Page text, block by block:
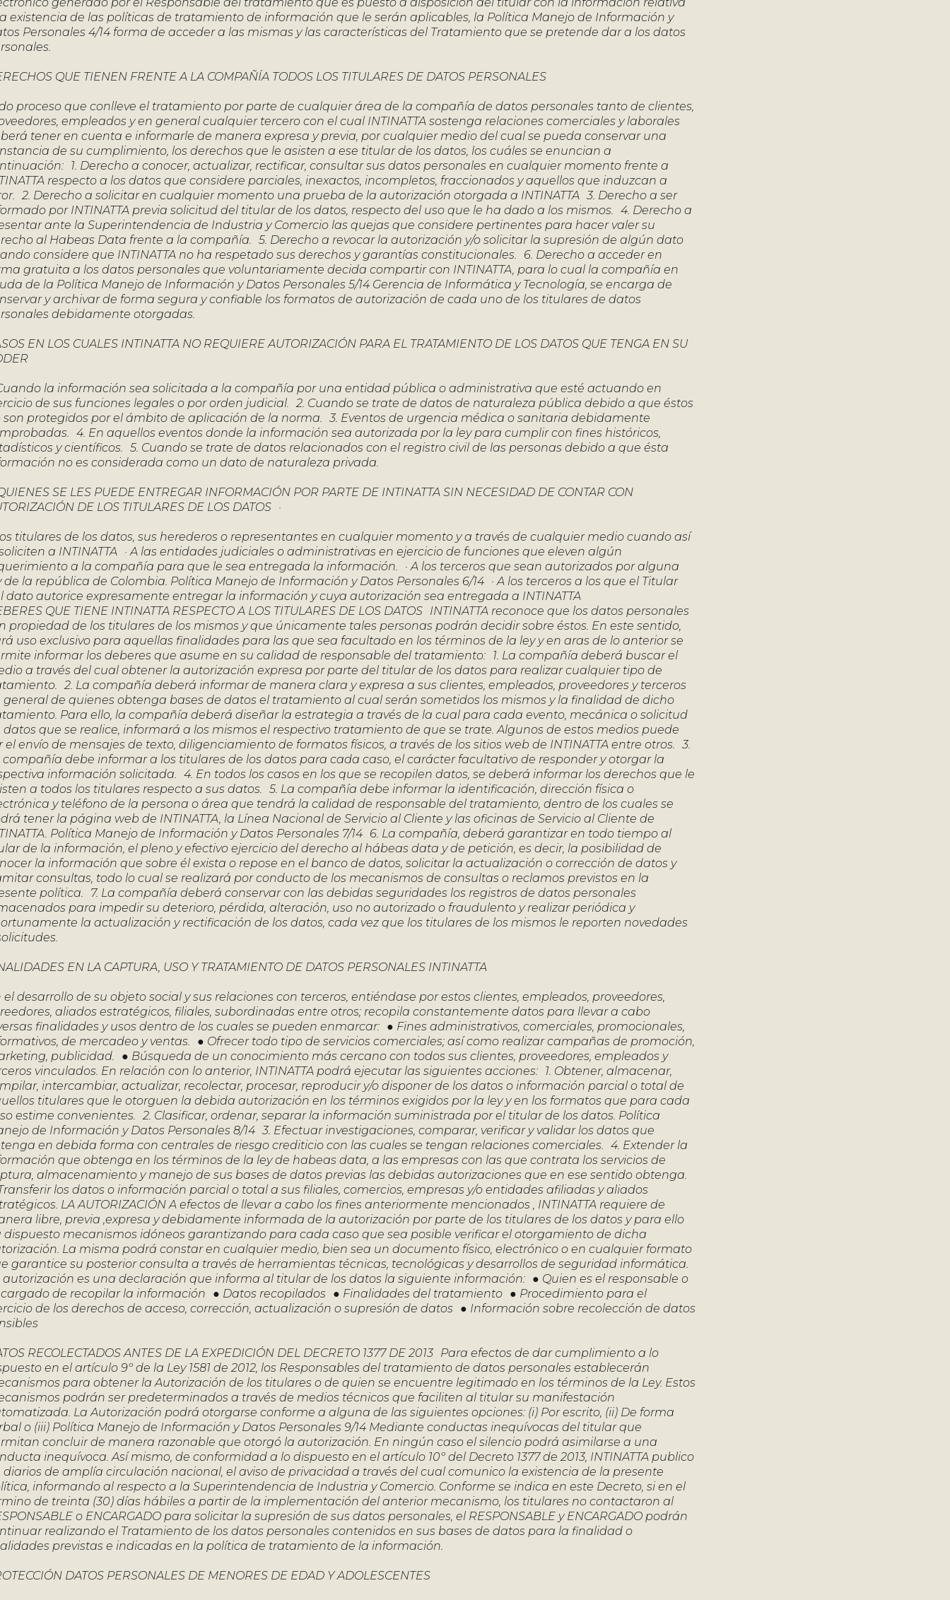
existencia de las políticas de tratamiento de información que le serán aplicables, la Política Manejo de Información y
Personales 4/14 forma de acceder a las mismas y las características del Tratamiento que se pretende dar a los datos
QUE TIENEN FRENTE A LA COMPAÑÍA TODOS LOS TITULARES DE DATOS PERSONALES
proceso que conlleve el tratamiento por parte de cualquier área de la compañía de datos personales tanto de clientes,
empleados y en general cualquier tercero con el cual INTINATTA sostenga relaciones comerciales y laborales
tener en cuenta e informarle de manera expresa y previa, por cualquier medio del cual se pueda conservar una
de su cumplimiento, los derechos que le asisten a ese titular de los datos, los cuáles se enuncian a
1. Derecho a conocer, actualizar, rectificar, consultar sus datos personales en cualquier momento frente a
respecto a los datos que considere parciales, inexactos, incompletos, fraccionados y aquellos que induzcan a
2. Derecho a solicitar en cualquier momento una prueba de la autorización otorgada a INTINATTA 3. Derecho a ser
por INTINATTA previa solicitud del titular de los datos, respecto del uso que le ha dado a los mismos. 4. Derecho a
ante la Superintendencia de Industria y Comercio las quejas que considere pertinentes para hacer valer su
al Habeas Data frente a la compañía. 5. Derecho a revocar la autorización y/o solicitar la supresión de algún dato
considere que INTINATTA no ha respetado sus derechos y garantías constitucionales. 6. Derecho a acceder en
gratuita a los datos personales que voluntariamente decida compartir con INTINATTA, para lo cual la compañía en
de la Política Manejo de Información y Datos Personales 5/14 Gerencia de Informática y Tecnología, se encarga de
y archivar de forma segura y confiable los formatos de autorización de cada uno de los titulares de datos
debidamente otorgadas.
EN LOS CUALES INTINATTA NO REQUIERE AUTORIZACIÓN PARA EL TRATAMIENTO DE LOS DATOS QUE TENGA EN SU
la información sea solicitada a la compañía por una entidad pública o administrativa que esté actuando en
de sus funciones legales o por orden judicial. 2. Cuando se trate de datos de naturaleza pública debido a que éstos
son protegidos por el ámbito de aplicación de la norma. 3. Eventos de urgencia médica o sanitaria debidamente
4. En aquellos eventos donde la información sea autorizada por la ley para cumplir con fines históricos,
y científicos. 5. Cuando se trate de datos relacionados con el registro civil de las personas debido a que ésta
no es considerada como un dato de naturaleza privada.
SE LES PUEDE ENTREGAR INFORMACIÓN POR PARTE DE INTINATTA SIN NECESIDAD DE CONTAR CON
DE LOS TITULARES DE LOS DATOS ·
titulares de los datos, sus herederos o representantes en cualquier momento y a través de cualquier medio cuando así
a INTINATTA · A las entidades judiciales o administrativas en ejercicio de funciones que eleven algún
a la compañía para que le sea entregada la información. · A los terceros que sean autorizados por alguna
de la república de Colombia. Política Manejo de Información y Datos Personales 6/14 · A los terceros a los que el Titular
dato autorice expresamente entregar la información y cuya autorización sea entregada a INTINATTA
QUE TIENE INTINATTA RESPECTO A LOS TITULARES DE LOS DATOS INTINATTA reconoce que los datos personales
propiedad de los titulares de los mismos y que únicamente tales personas podrán decidir sobre éstos. En este sentido,
uso exclusivo para aquellas finalidades para las que sea facultado en los términos de la ley y en aras de lo anterior se
informar los deberes que asume en su calidad de responsable del tratamiento: 1. La compañía deberá buscar el
a través del cual obtener la autorización expresa por parte del titular de los datos para realizar cualquier tipo de
2. La compañía deberá informar de manera clara y expresa a sus clientes, empleados, proveedores y terceros
general de quienes obtenga bases de datos el tratamiento al cual serán sometidos los mismos y la finalidad de dicho
Para ello, la compañía deberá diseñar la estrategia a través de la cual para cada evento, mecánica o solicitud
datos que se realice, informará a los mismos el respectivo tratamiento de que se trate. Algunos de estos medios puede
el envío de mensajes de texto, diligenciamiento de formatos físicos, a través de los sitios web de INTINATTA entre otros. 3.
compañía debe informar a los titulares de los datos para cada caso, el carácter facultativo de responder y otorgar la
información solicitada. 4. En todos los casos en los que se recopilen datos, se deberá informar los derechos que le
a todos los titulares respecto a sus datos. 5. La compañía debe informar la identificación, dirección física o
y teléfono de la persona o área que tendrá la calidad de responsable del tratamiento, dentro de los cuales se
tener la página web de INTINATTA, la Línea Nacional de Servicio al Cliente y las oficinas de Servicio al Cliente de
Política Manejo de Información y Datos Personales 7/14 6. La compañía, deberá garantizar en todo tiempo al
de la información, el pleno y efectivo ejercicio del derecho al hábeas data y de petición, es decir, la posibilidad de
la información que sobre él exista o repose en el banco de datos, solicitar la actualización o corrección de datos y
consultas, todo lo cual se realizará por conducto de los mecanismos de consultas o reclamos previstos en la
política. 7. La compañía deberá conservar con las debidas seguridades los registros de datos personales
para impedir su deterioro, pérdida, alteración, uso no autorizado o fraudulento y realizar periódica y
la actualización y rectificación de los datos, cada vez que los titulares de los mismos le reporten novedades
EN LA CAPTURA, USO Y TRATAMIENTO DE DATOS PERSONALES INTINATTA
el desarrollo de su objeto social y sus relaciones con terceros, entiéndase por estos clientes, empleados, proveedores,
aliados estratégicos, filiales, subordinadas entre otros; recopila constantemente datos para llevar a cabo
finalidades y usos dentro de los cuales se pueden enmarcar: ● Fines administrativos, comerciales, promocionales,
de mercadeo y ventas. ● Ofrecer todo tipo de servicios comerciales; así como realizar campañas de promoción,
publicidad. ● Búsqueda de un conocimiento más cercano con todos sus clientes, proveedores, empleados y
vinculados. En relación con lo anterior, INTINATTA podrá ejecutar las siguientes acciones: 1. Obtener, almacenar,
intercambiar, actualizar, recolectar, procesar, reproducir y/o disponer de los datos o información parcial o total de
titulares que le otorguen la debida autorización en los términos exigidos por la ley y en los formatos que para cada
estime convenientes. 2. Clasificar, ordenar, separar la información suministrada por el titular de los datos. Política
de Información y Datos Personales 8/14 3. Efectuar investigaciones, comparar, verificar y validar los datos que
en debida forma con centrales de riesgo crediticio con las cuales se tengan relaciones comerciales. 4. Extender la
que obtenga en los términos de la ley de habeas data, a las empresas con las que contrata los servicios de
almacenamiento y manejo de sus bases de datos previas las debidas autorizaciones que en ese sentido obtenga.
los datos o información parcial o total a sus filiales, comercios, empresas y/o entidades afiliadas y aliados
LA AUTORIZACIÓN A efectos de llevar a cabo los fines anteriormente mencionados , INTINATTA requiere de
libre, previa ,expresa y debidamente informada de la autorización por parte de los titulares de los datos y para ello
dispuesto mecanismos idóneos garantizando para cada caso que sea posible verificar el otorgamiento de dicha
La misma podrá constar en cualquier medio, bien sea un documento físico, electrónico o en cualquier formato
garantice su posterior consulta a través de herramientas técnicas, tecnológicas y desarrollos de seguridad informática.
autorización es una declaración que informa al titular de los datos la siguiente información: ● Quien es el responsable o
de recopilar la información ● Datos recopilados ● Finalidades del tratamiento ● Procedimiento para el
de los derechos de acceso, corrección, actualización o supresión de datos ● Información sobre recolección de datos
RECOLECTADOS ANTES DE LA EXPEDICIÓN DEL DECRETO 1377 DE 2013 Para efectos de dar cumplimiento a lo
en el artículo 9º de la Ley 1581 de 2012, los Responsables del tratamiento de datos personales establecerán
para obtener la Autorización de los titulares o de quien se encuentre legitimado en los términos de la Ley. Estos
podrán ser predeterminados a través de medios técnicos que faciliten al titular su manifestación
La Autorización podrá otorgarse conforme a alguna de las siguientes opciones: (i) Por escrito, (ii) De forma
o (iii) Política Manejo de Información y Datos Personales 9/14 Mediante conductas inequívocas del titular que
concluir de manera razonable que otorgó la autorización. En ningún caso el silencio podrá asimilarse a una
inequívoca. Así mismo, de conformidad a lo dispuesto en el artículo 10º del Decreto 1377 de 2013, INTINATTA publico
diarios de amplía circulación nacional, el aviso de privacidad a través del cual comunico la existencia de la presente
informando al respecto a la Superintendencia de Industria y Comercio. Conforme se indica en este Decreto, si en el
de treinta (30) días hábiles a partir de la implementación del anterior mecanismo, los titulares no contactaron al
o ENCARGADO para solicitar la supresión de sus datos personales, el RESPONSABLE y ENCARGADO podrán
realizando el Tratamiento de los datos personales contenidos en sus bases de datos para la finalidad o
previstas e indicadas en la política de tratamiento de la información.
DATOS PERSONALES DE MENORES DE EDAD Y ADOLESCENTES